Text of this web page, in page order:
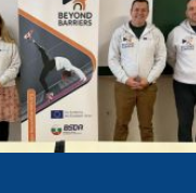
и местни общности, но не
използвате ефективно
Barriers
възможност за
към приобщаващи
които работят с
спорт.